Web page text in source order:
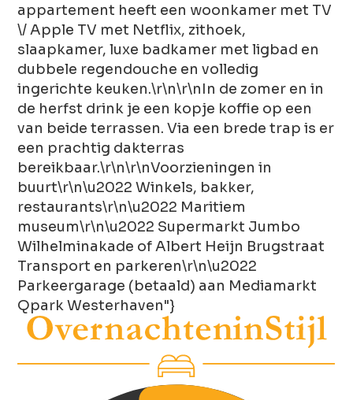
appartement heeft een woonkamer met TV
\/ Apple TV met Netflix, zithoek,
slaapkamer, luxe badkamer met ligbad en
dubbele regendouche en volledig
ingerichte keuken.\r\n\r\nIn de zomer en in
de herfst drink je een kopje koffie op een
van beide terrassen. Via een brede trap is er
een prachtig dakterras
bereikbaar.\r\n\r\nVoorzieningen in
buurt\r\n\u2022 Winkels, bakker,
restaurants\r\n\u2022 Maritiem
museum\r\n\u2022 Supermarkt Jumbo
Wilhelminakade of Albert Heijn Brugstraat
Transport en parkeren\r\n\u2022
Parkeergarage (betaald) aan Mediamarkt
Qpark Westerhaven"}